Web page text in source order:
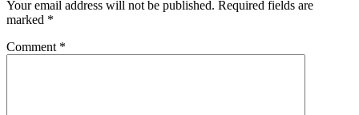
Your email address will not be published. Required fields are
marked *
Comment *